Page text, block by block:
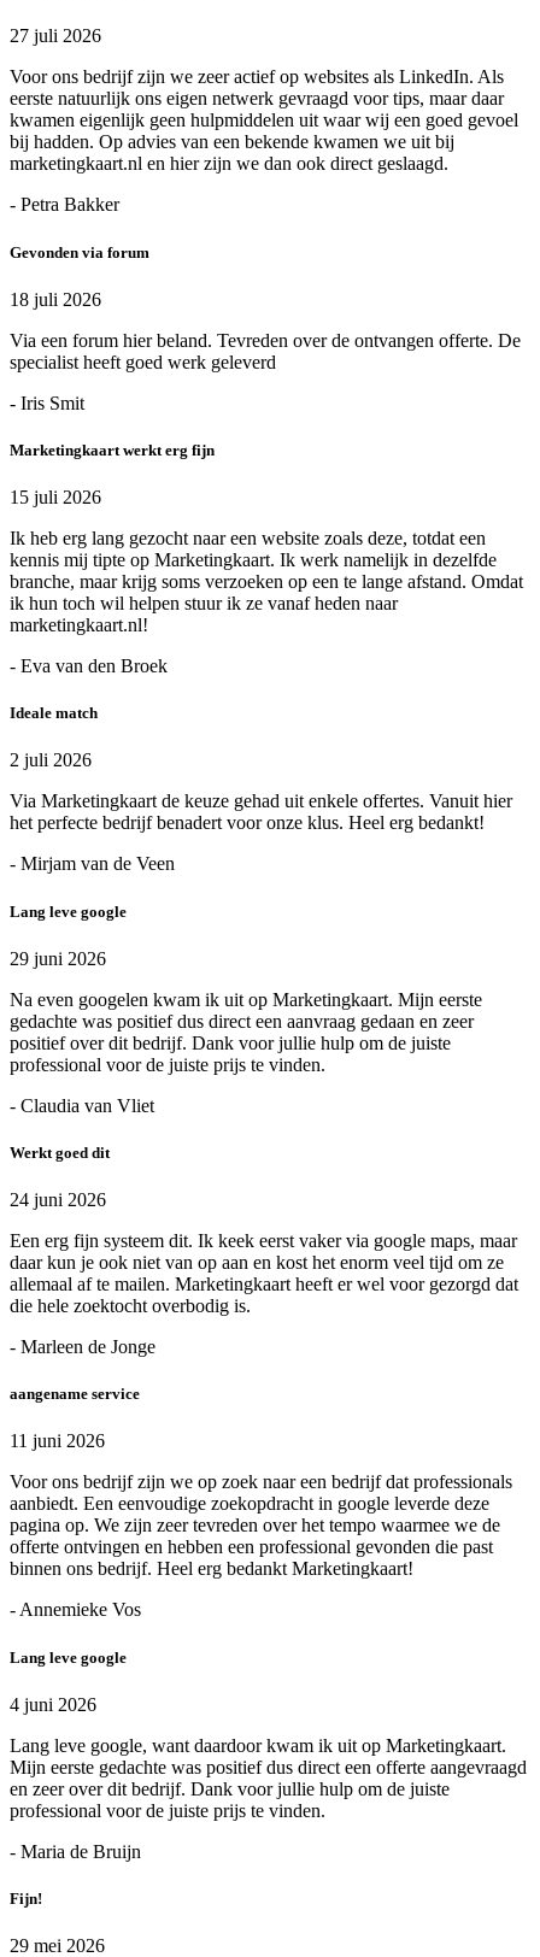
27 juli 2026
Voor ons bedrijf zijn we zeer actief op websites als LinkedIn. Als
eerste natuurlijk ons eigen netwerk gevraagd voor tips, maar daar
kwamen eigenlijk geen hulpmiddelen uit waar wij een goed gevoel
bij hadden. Op advies van een bekende kwamen we uit bij
marketingkaart.nl en hier zijn we dan ook direct geslaagd.
- Petra Bakker
Gevonden via forum
18 juli 2026
Via een forum hier beland. Tevreden over de ontvangen offerte. De
specialist heeft goed werk geleverd
- Iris Smit
Marketingkaart werkt erg fijn
15 juli 2026
Ik heb erg lang gezocht naar een website zoals deze, totdat een
kennis mij tipte op Marketingkaart. Ik werk namelijk in dezelfde
branche, maar krijg soms verzoeken op een te lange afstand. Omdat
ik hun toch wil helpen stuur ik ze vanaf heden naar
marketingkaart.nl!
- Eva van den Broek
Ideale match
2 juli 2026
Via Marketingkaart de keuze gehad uit enkele offertes. Vanuit hier
het perfecte bedrijf benadert voor onze klus. Heel erg bedankt!
- Mirjam van de Veen
Lang leve google
29 juni 2026
Na even googelen kwam ik uit op Marketingkaart. Mijn eerste
gedachte was positief dus direct een aanvraag gedaan en zeer
positief over dit bedrijf. Dank voor jullie hulp om de juiste
professional voor de juiste prijs te vinden.
- Claudia van Vliet
Werkt goed dit
24 juni 2026
Een erg fijn systeem dit. Ik keek eerst vaker via google maps, maar
daar kun je ook niet van op aan en kost het enorm veel tijd om ze
allemaal af te mailen. Marketingkaart heeft er wel voor gezorgd dat
die hele zoektocht overbodig is.
- Marleen de Jonge
aangename service
11 juni 2026
Voor ons bedrijf zijn we op zoek naar een bedrijf dat professionals
aanbiedt. Een eenvoudige zoekopdracht in google leverde deze
pagina op. We zijn zeer tevreden over het tempo waarmee we de
offerte ontvingen en hebben een professional gevonden die past
binnen ons bedrijf. Heel erg bedankt Marketingkaart!
- Annemieke Vos
Lang leve google
4 juni 2026
Lang leve google, want daardoor kwam ik uit op Marketingkaart.
Mijn eerste gedachte was positief dus direct een offerte aangevraagd
en zeer over dit bedrijf. Dank voor jullie hulp om de juiste
professional voor de juiste prijs te vinden.
- Maria de Bruijn
Fijn!
29 mei 2026